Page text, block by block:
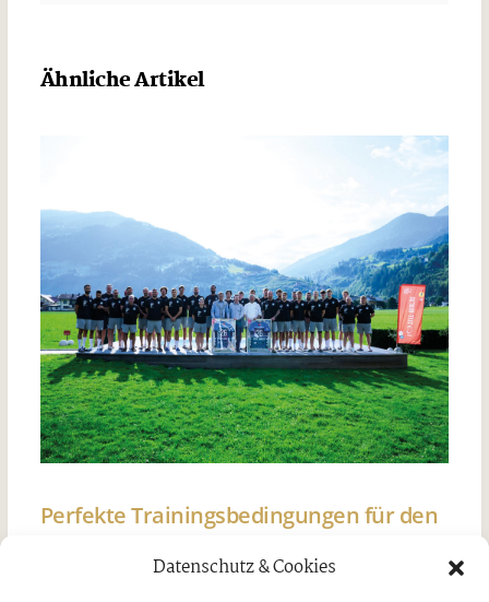
Datenschutz & Cookies
Ähnliche Artikel
Perfekte Trainingsbedingungen für den
TVB Stuttgart